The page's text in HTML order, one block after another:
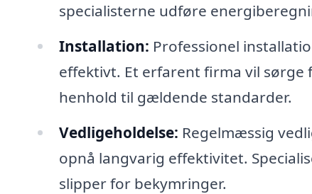
specialisterne udføre
Installation: Professionel
effektivt. Et erfarent firma vil
henhold til gældende standarder.
Vedligeholdelse: Regelmæssig
opnå langvarig effektivitet.
slipper for bekymringer.